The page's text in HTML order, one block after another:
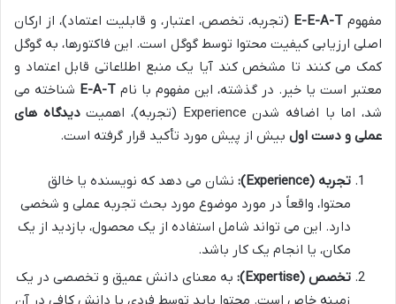
مفهوم E-E-A-T (تجربه، تخصص، اعتبار، و قابلیت اعتماد)، از ارکان
اصلی ارزیابی کیفیت محتوا توسط گوگل است. این فاکتورها، به گوگل
کمک می کنند تا مشخص کند آیا یک منبع اطلاعاتی قابل اعتماد و
معتبر است یا خیر. در گذشته، این مفهوم با نام E-A-T شناخته می
شد، اما با اضافه شدن Experience (تجربه)، اهمیت
دیدگاه های
عملی و دست اول بیش از پیش مورد تأکید قرار گرفته است.
تجربه (Experience):
نشان می دهد که نویسنده یا خالق
محتوا، واقعاً در مورد موضوع مورد بحث تجربه عملی و شخصی
دارد. این می تواند شامل استفاده از یک محصول، بازدید از یک
مکان، یا انجام یک کار باشد.
تخصص (Expertise):
به معنای دانش عمیق و تخصصی در یک
زمینه خاص است. محتوا باید توسط فردی با دانش کافی در آن